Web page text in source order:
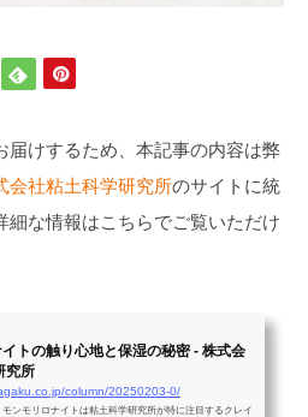
届けするため、本記事の内容は弊
会社粘土科学研究所のサイトに統
細な情報はこちらでご覧いただけ
トの触り心地と保湿の秘密 - 株式会
究所
column/20250203-0/
ンモリロナイトは粘土科学研究所が特に注目するクレイ